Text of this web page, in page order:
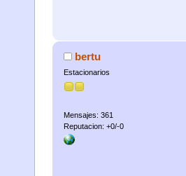
bertu
Estacionarios
Mensajes: 361
Reputacion: +0/-0